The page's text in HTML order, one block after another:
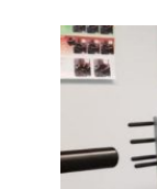
Tällä
tuotteella
on
muunnelma.
Voit